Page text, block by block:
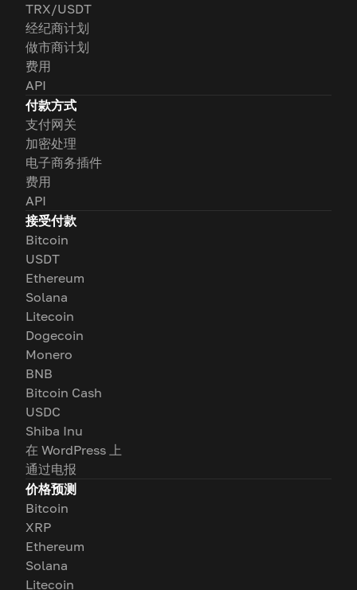
TRX/USDT
经纪商计划
做市商计划
费用
API
付款方式
支付网关
加密处理
电子商务插件
费用
API
接受付款
Bitcoin
USDT
Ethereum
Solana
Litecoin
Dogecoin
Monero
BNB
Bitcoin Cash
USDC
Shiba Inu
在 WordPress 上
通过电报
价格预测
Bitcoin
XRP
Ethereum
Solana
Litecoin